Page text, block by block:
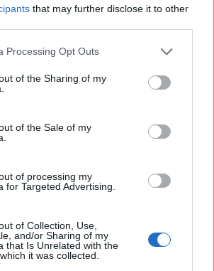
that may further disclose it to other
website/app uses one or more Google
or usage behaviour. You may click to
to Google and its third-party tags to
specified purposes in below Google
Processing Opt Outs
of the Sharing of my
of the Sale of my
of processing my
for Targeted Advertising.
of Collection, Use,
and/or Sharing of my
that Is Unrelated with the
it was collected.
εξερευνήσεις τα οινοποιεία, τους
και τις ηφαιστειακές